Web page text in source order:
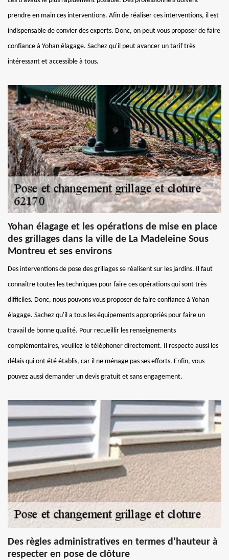
prendre en main ces interventions. Afin de réaliser ces interventions, il est
indispensable de convier des experts. Donc, on peut vous proposer de faire
confiance à Yohan élagage. Sachez qu'il peut avancer un tarif très
intéressant et accessible à tous.
Yohan élagage et les opérations de mise en place
des grillages dans la ville de La Madeleine Sous
Montreu et ses environs
Des interventions de pose des grillages se réalisent sur les jardins. Il faut
connaître toutes les techniques pour faire ces opérations qui sont très
difficiles. Donc, nous pouvons vous proposer de faire confiance à Yohan
élagage. Sachez qu'il a tous les équipements appropriés pour faire un
travail de bonne qualité. Pour recueillir les renseignements
complémentaires, veuillez le téléphoner directement. Il respecte aussi les
délais qui ont été établis, car il ne ménage pas ses efforts. Enfin, vous
pouvez aussi demander un devis gratuit et sans engagement.
Des règles administratives en termes d’hauteur à
respecter en pose de clôture